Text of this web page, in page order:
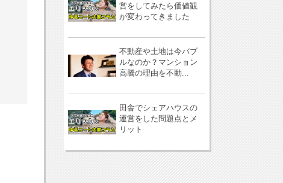
営をしてみたら価値観
が変わってきました
不動産や土地は今バブ
ルなのか？マンション
高騰の理由を不動...
田舎でシェアハウスの
運営をした問題点とメ
リット